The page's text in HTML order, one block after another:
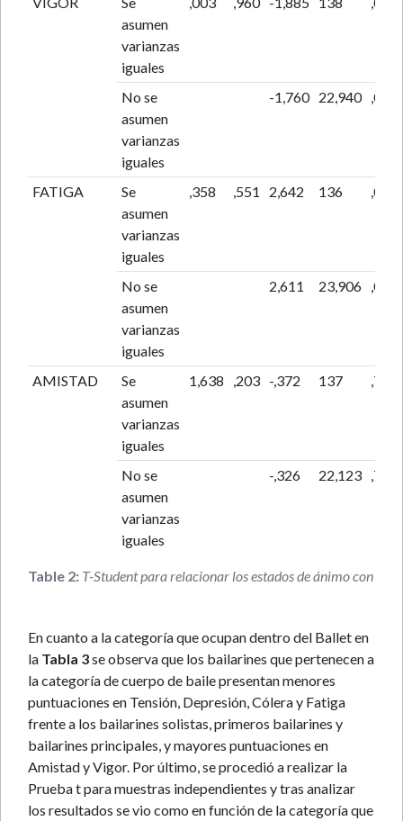
Table 2: T-Student para relacionar los estados de ánimo con la
asumen
varianzas
iguales
No se
asumen
varianzas
iguales
-1,760 22,940 ,092
FATIGA
Se
asumen
varianzas
iguales
,358 ,551 2,642 136 ,009
No se
asumen
varianzas
iguales
2,611 23,906 ,015
AMISTAD
Se
asumen
varianzas
iguales
1,638 ,203 -,372 137 ,710
No se
asumen
varianzas
iguales
-,326 22,123 ,748
En cuanto a la categoría que ocupan dentro del Ballet en
la Tabla 3se observa que los bailarines que pertenecen a
la categoría de cuerpo de baile presentan menores
puntuaciones en Tensión, Depresión, Cólera y Fatiga
frente a los bailarines solistas, primeros bailarines y
bailarines principales, y mayores puntuaciones en
Amistad y Vigor. Por último, se procedió a realizar la
Prueba t para muestras independientes y tras analizar
los resultados se vio como en función de la categoría que